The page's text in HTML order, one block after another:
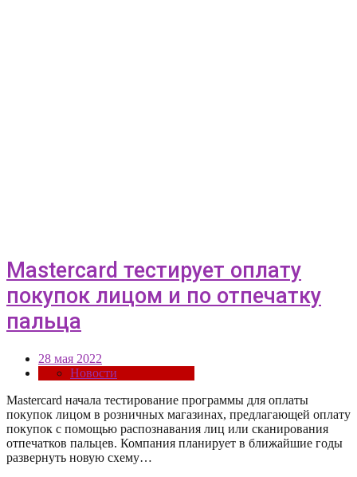
Mastercard тестирует оплату
покупок лицом и по отпечатку
пальца
28 мая 2022
Новости
Mastercard начала тестирование программы для оплаты
покупок лицом в розничных магазинах, предлагающей оплату
покупок с помощью распознавания лиц или сканирования
отпечатков пальцев. Компания планирует в ближайшие годы
развернуть новую схему…